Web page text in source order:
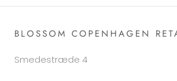
BLOSSOM COPENHAGEN
Smedestræde 4